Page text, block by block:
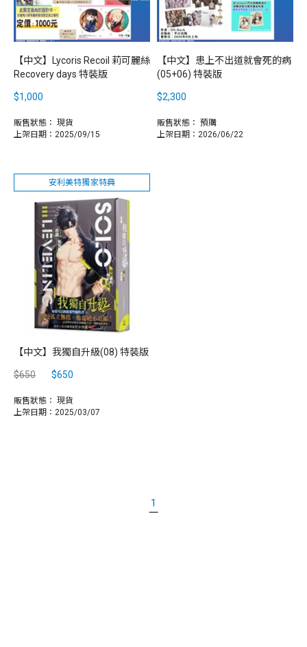
【中文】Lycoris Recoil 莉可麗絲
Recovery days 特裝版
$1,000
販售狀態： 現貨
上架日期：2025/09/15
【中文】患上不出道就會死的病
(05+06) 特裝版
$2,300
販售狀態： 預購
上架日期：2026/06/22
安利美特獨家特典
【中文】我獨自升級(08) 特裝版
$650 $650
販售狀態： 現貨
上架日期：2025/03/07
1